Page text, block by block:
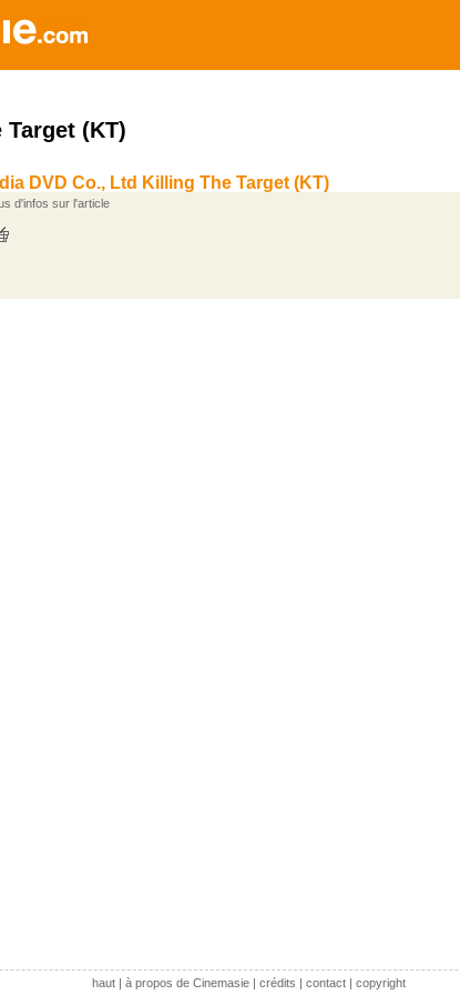
(KT)
DVD Co., Ltd Killing The Target (KT)
d'infos sur l'article
haut| à propos de Cinemasie| crédits | contact| copyright